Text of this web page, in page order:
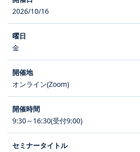
2026/10/16
金
オンライン(Zoom)
9:30～16:30(受付9:00)